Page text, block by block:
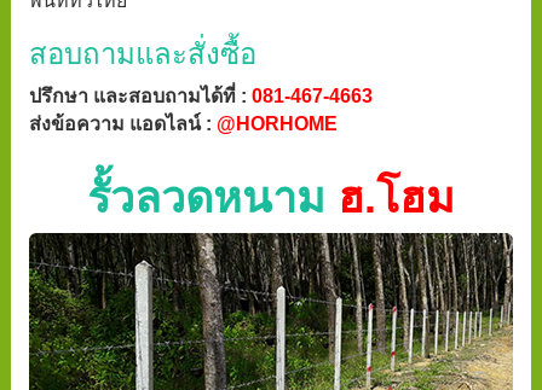
สอบถามและสั่งซื้อ
ปรึกษา และสอบถามได้ที่ : 081-467-4663
ส่งข้อความ แอดไลน์ : @HORHOME
รั้วลวดหนาม ฮ.โฮม